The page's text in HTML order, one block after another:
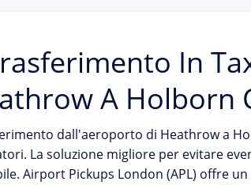
In
A Holborn
dall'aeroporto di Heathrow a
La soluzione migliore per evitare
Airport Pickups London (APL) offre